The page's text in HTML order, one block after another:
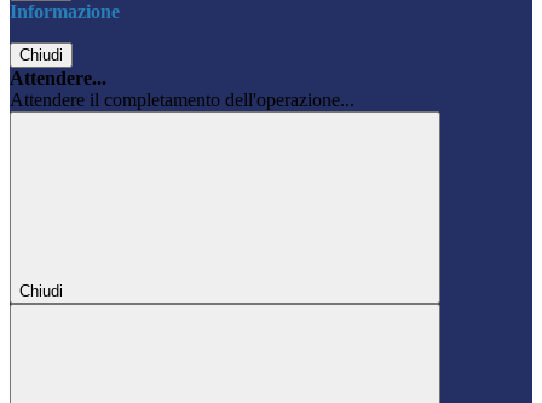
Informazione
Chiudi
Attendere...
Attendere il completamento dell'operazione...
Chiudi